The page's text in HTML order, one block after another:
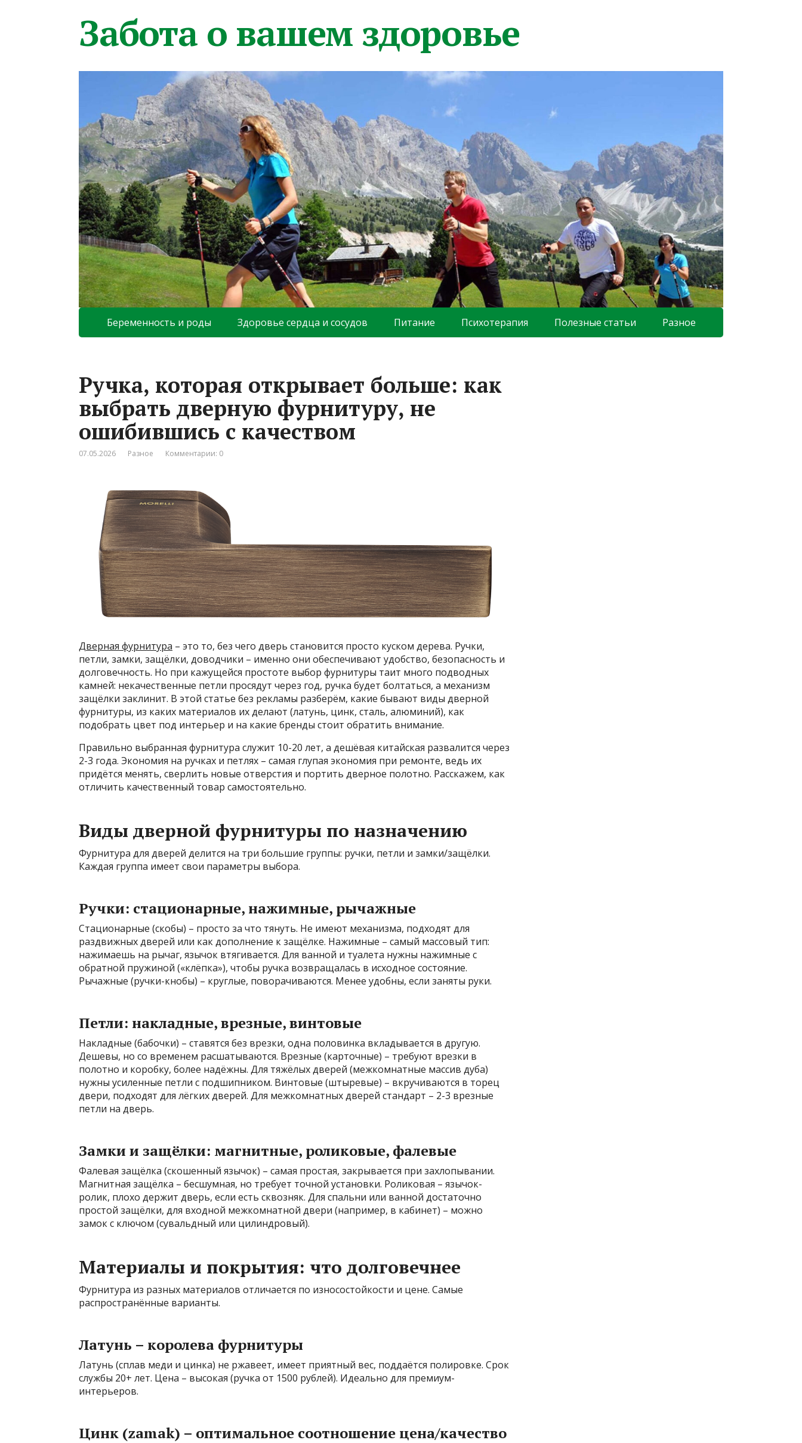
Забота о вашем здоровье
Беременность и роды Здоровье сердца и сосудов Питание Психотерапия Полезные статьи Разное
Ручка, которая открывает больше: как
выбрать дверную фурнитуру, не
ошибившись с качеством
07.05.2026 Разное Комментарии: 0
Дверная фурнитура – это то, без чего дверь становится просто куском дерева. Ручки,
петли, замки, защёлки, доводчики – именно они обеспечивают удобство, безопасность и
долговечность. Но при кажущейся простоте выбор фурнитуры таит много подводных
камней: некачественные петли просядут через год, ручка будет болтаться, а механизм
защёлки заклинит. В этой статье без рекламы разберём, какие бывают виды дверной
фурнитуры, из каких материалов их делают (латунь, цинк, сталь, алюминий), как
подобрать цвет под интерьер и на какие бренды стоит обратить внимание.
Правильно выбранная фурнитура служит 10-20 лет, а дешёвая китайская развалится через
2-3 года. Экономия на ручках и петлях – самая глупая экономия при ремонте, ведь их
придётся менять, сверлить новые отверстия и портить дверное полотно. Расскажем, как
отличить качественный товар самостоятельно.
Виды дверной фурнитуры по назначению
Фурнитура для дверей делится на три большие группы: ручки, петли и замки/защёлки.
Каждая группа имеет свои параметры выбора.
Ручки: стационарные, нажимные, рычажные
Стационарные (скобы) – просто за что тянуть. Не имеют механизма, подходят для
раздвижных дверей или как дополнение к защёлке. Нажимные – самый массовый тип:
нажимаешь на рычаг, язычок втягивается. Для ванной и туалета нужны нажимные с
обратной пружиной («клёпка»), чтобы ручка возвращалась в исходное состояние.
Рычажные (ручки-кнобы) – круглые, поворачиваются. Менее удобны, если заняты руки.
Петли: накладные, врезные, винтовые
Накладные (бабочки) – ставятся без врезки, одна половинка вкладывается в другую.
Дешевы, но со временем расшатываются. Врезные (карточные) – требуют врезки в
полотно и коробку, более надёжны. Для тяжёлых дверей (межкомнатные массив дуба)
нужны усиленные петли с подшипником. Винтовые (штыревые) – вкручиваются в торец
двери, подходят для лёгких дверей. Для межкомнатных дверей стандарт – 2-3 врезные
петли на дверь.
Замки и защёлки: магнитные, роликовые, фалевые
Фалевая защёлка (скошенный язычок) – самая простая, закрывается при захлопывании.
Магнитная защёлка – бесшумная, но требует точной установки. Роликовая – язычок-
ролик, плохо держит дверь, если есть сквозняк. Для спальни или ванной достаточно
простой защёлки, для входной межкомнатной двери (например, в кабинет) – можно
замок с ключом (сувальдный или цилиндровый).
Материалы и покрытия: что долговечнее
Фурнитура из разных материалов отличается по износостойкости и цене. Самые
распространённые варианты.
Латунь – королева фурнитуры
Латунь (сплав меди и цинка) не ржавеет, имеет приятный вес, поддаётся полировке. Срок
службы 20+ лет. Цена – высокая (ручка от 1500 рублей). Идеально для премиум-
интерьеров.
Цинк (zamak) – оптимальное соотношение цена/качество